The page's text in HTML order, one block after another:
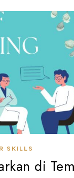
SKILLS
di